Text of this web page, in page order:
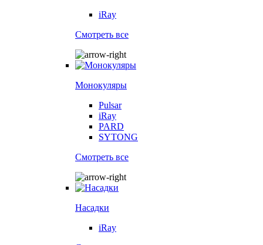
iRay
Смотреть все
Монокуляры
Pulsar
iRay
PARD
SYTONG
Смотреть все
Насадки
iRay